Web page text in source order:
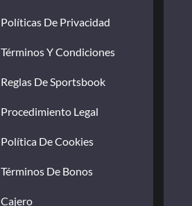
Políticas De Privacidad
Términos Y Condiciones
Reglas De Sportsbook
Procedimiento Legal
Política De Cookies
Términos De Bonos
Cajero